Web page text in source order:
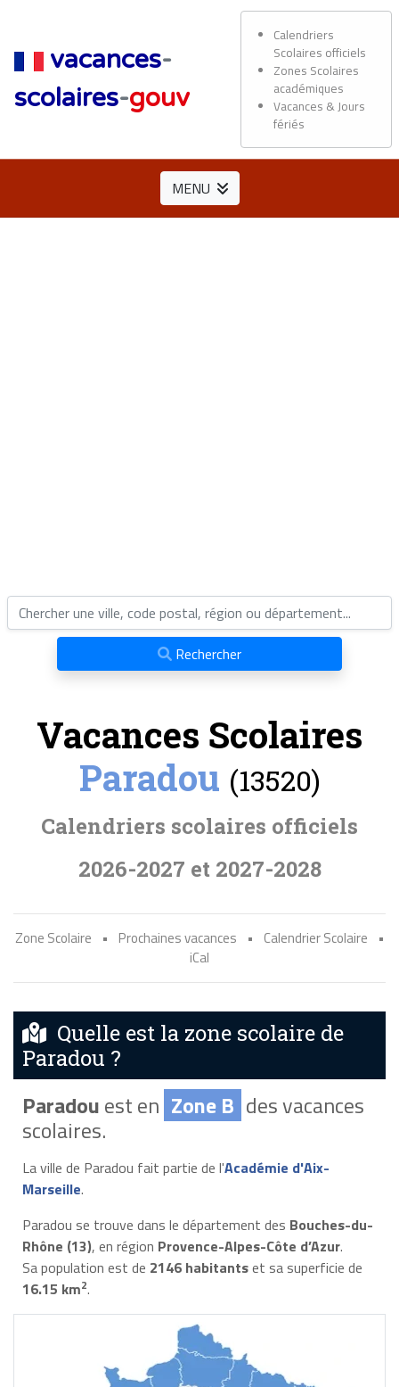
vacances-
scolaires-gouv
Calendriers
Scolaires officiels
Zones Scolaires
académiques
Vacances & Jours
fériés
MENU
Rechercher
Vacances Scolaires
Paradou (13520)
Calendriers scolaires officiels
2026-2027 et 2027-2028
Zone Scolaire • Prochaines vacances • Calendrier Scolaire
•
iCal
Quelle est la zone scolaire de
Paradou ?
Paradouest en Zone B des vacances
scolaires.
La ville de Paradou fait partie de l'Académie d'Aix-
Marseille.
Paradou se trouve dans le département des Bouches-du-
Rhône (13), en région Provence-Alpes-Côte d’Azur.
Sa population est de 2146 habitantset sa superficie de
16.15 km2.